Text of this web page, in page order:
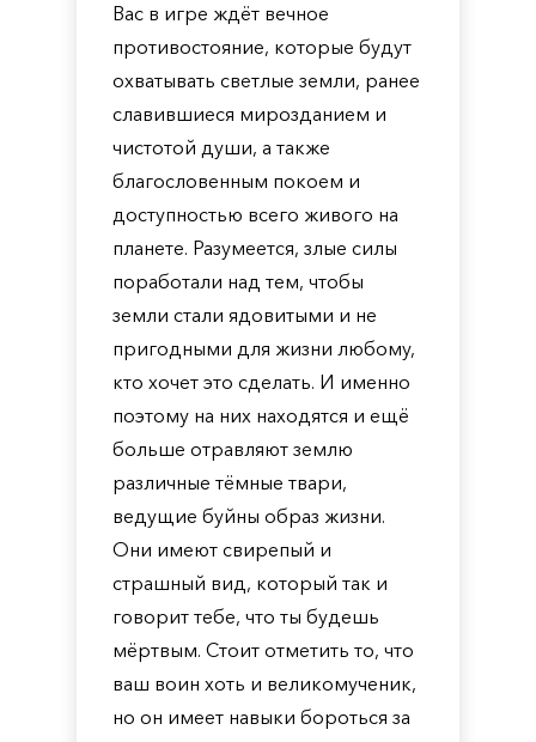
Вас в игре ждёт вечное
противостояние, которые будут
охватывать светлые земли, ранее
славившиеся мирозданием и
чистотой души, а также
благословенным покоем и
доступностью всего живого на
планете. Разумеется, злые силы
поработали над тем, чтобы
земли стали ядовитыми и не
пригодными для жизни любому,
кто хочет это сделать. И именно
поэтому на них находятся и ещё
больше отравляют землю
различные тёмные твари,
ведущие буйны образ жизни.
Они имеют свирепый и
страшный вид, который так и
говорит тебе, что ты будешь
мёртвым. Стоит отметить то, что
ваш воин хоть и великомученик,
но он имеет навыки бороться за